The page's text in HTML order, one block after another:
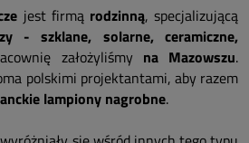
jest firmą rodzinną, specjalizującą
- szklane, solarne, ceramiczne,
założyliśmy na Mazowszu.
polskimi projektantami, aby razem
lampiony nagrobne.